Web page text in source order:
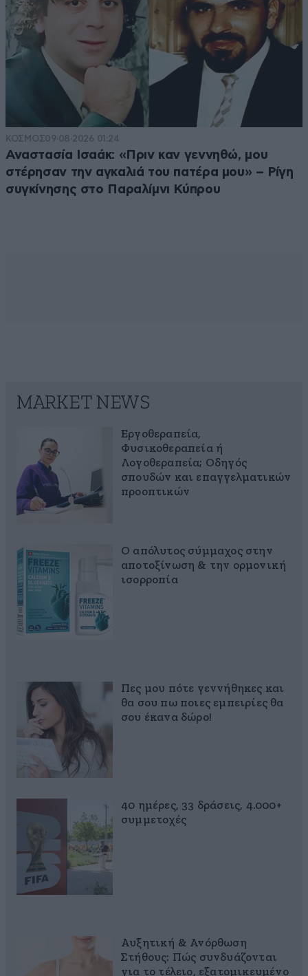
ΚΟΣΜΟΣ09·08·2026 01:24
Αναστασία Ισαάκ: «Πριν καν γεννηθώ, μου
στέρησαν την αγκαλιά του πατέρα μου» – Ρίγη
συγκίνησης στο Παραλίμνι Κύπρου
MARKET NEWS
Εργοθεραπεία,
Φυσικοθεραπεία ή
Λογοθεραπεία; Οδηγός
σπουδών και επαγγελματικών
προοπτικών
Ο απόλυτος σύμμαχος στην
αποτοξίνωση & την ορμονική
ισορροπία
Πες μου πότε γεννήθηκες και
θα σου πω ποιες εμπειρίες θα
σου έκανα δώρο!
40 ημέρες, 33 δράσεις, 4.000+
συμμετοχές
Αυξητική & Ανόρθωση
Στήθους: Πώς συνδυάζονται
για το τέλειο, εξατομικευμένο